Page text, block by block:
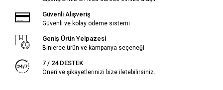
Güvenli Alışveriş
Güvenli ve kolay ödeme sistemi
Geniş Ürün Yelpazesi
Binlerce ürün ve kampanya seçeneği
7 / 24 DESTEK
Öneri ve şikayetlerinizi bize iletebilirsiniz.